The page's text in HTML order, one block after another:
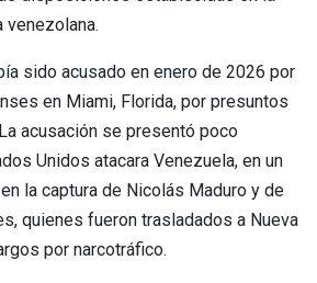
sido acusado en enero de 2026 por
en Miami, Florida, por presuntos
acusación se presentó poco
Unidos atacara Venezuela, en un
la captura de Nicolás Maduro y de
quienes fueron trasladados a Nueva
por narcotráfico.